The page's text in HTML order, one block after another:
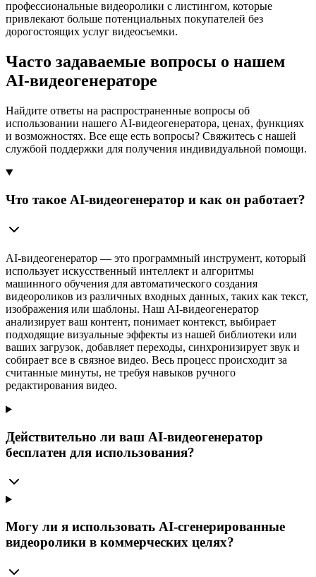
профессиональные видеоролики с листингом, которые
привлекают больше потенциальных покупателей без
дорогостоящих услуг видеосъемки.
Часто задаваемые вопросы о нашем
AI-видеогенераторе
Найдите ответы на распространенные вопросы об
использовании нашего AI-видеогенератора, ценах, функциях
и возможностях. Все еще есть вопросы? Свяжитесь с нашей
службой поддержки для получения индивидуальной помощи.
Что такое AI-видеогенератор и как он работает?
AI-видеогенератор — это программный инструмент, который
использует искусственный интеллект и алгоритмы
машинного обучения для автоматического создания
видеороликов из различных входных данных, таких как текст,
изображения или шаблоны. Наш AI-видеогенератор
анализирует ваш контент, понимает контекст, выбирает
подходящие визуальные эффекты из нашей библиотеки или
ваших загрузок, добавляет переходы, синхронизирует звук и
собирает все в связное видео. Весь процесс происходит за
считанные минуты, не требуя навыков ручного
редактирования видео.
Действительно ли ваш AI-видеогенератор
бесплатен для использования?
Могу ли я использовать AI-сгенерированные
видеоролики в коммерческих целях?